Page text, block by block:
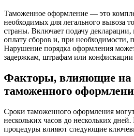
Таможенное оформление — это
необходимых для легального вывоза
страны. Включает подачу декларации,
оплату сборов и, при необходимости,
Нарушение порядка оформления
задержкам, штрафам или конфискации
Факторы, влияющие на
таможенного
Сроки таможенного оформления могут
нескольких часов до нескольких
процедуры влияют следующие